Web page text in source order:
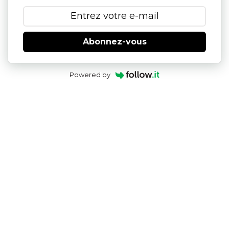
Abonnez-vous
Powered by